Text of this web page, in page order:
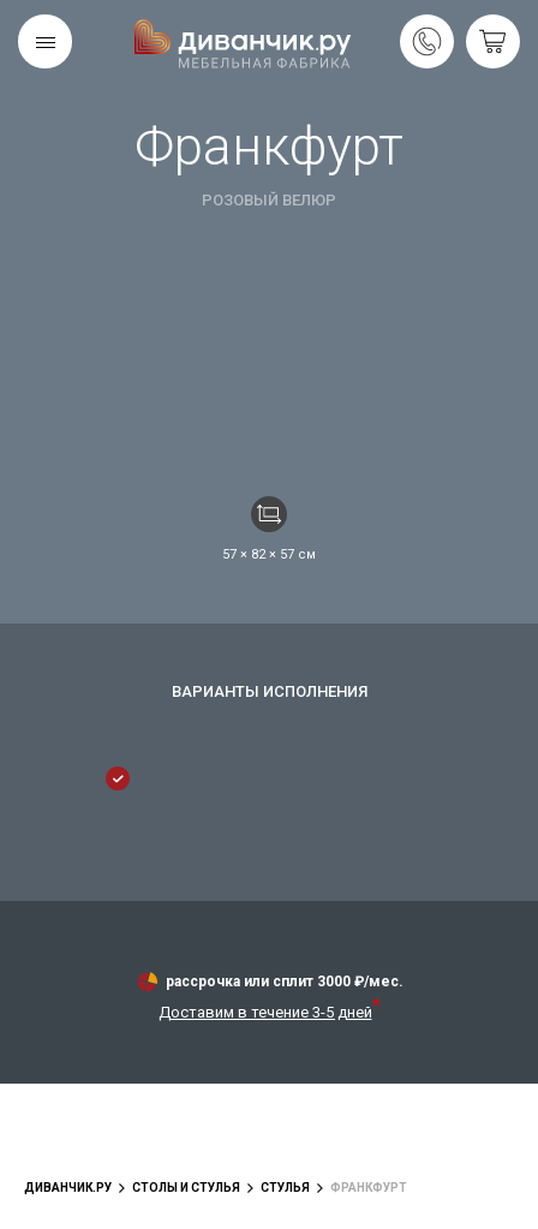
Франкфурт
РОЗОВЫЙ ВЕЛЮР
57 × 82 × 57 см
рассрочка или сплит 3000₽/мес.
Доставим в течение 3-5 дней*
ДИВАНЧИК.РУ СТОЛЫ И СТУЛЬЯ СТУЛЬЯ ФРАНКФУРТ
Скандинавская
коллекция